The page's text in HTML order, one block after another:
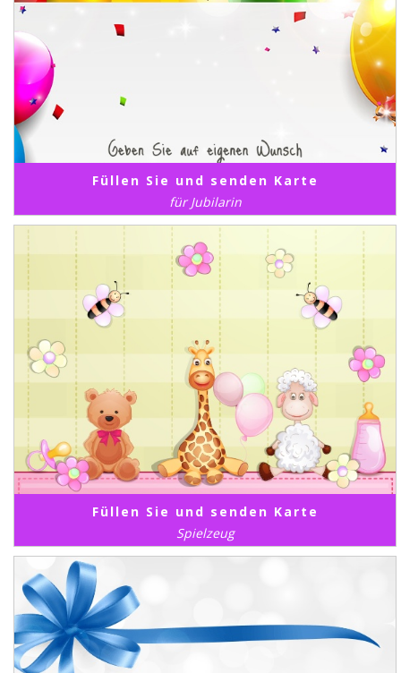
Füllen Sie und senden Karte
für Jubilarin
Füllen Sie und senden Karte
Spielzeug